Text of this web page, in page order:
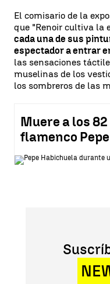
El comisario de la
que "Renoir cultiva la
cada una de sus
espectador a entrar
las sensaciones
muselinas de los
los sombreros de las
Muere a los
flamenco